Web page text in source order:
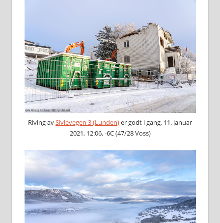
Riving avSivlevegen 3 (Lunden)er godt i gang, 11. januar
2021, 12:06, -6C (47/28 Voss)